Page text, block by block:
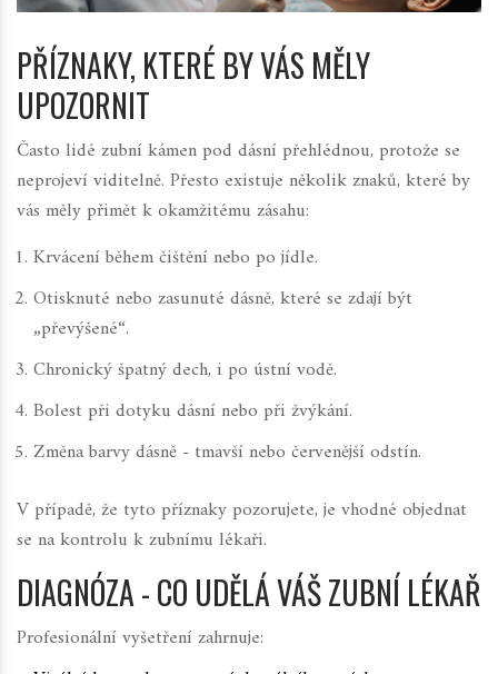
PŘÍZNAKY, KTERÉ BY VÁS MĚLY
UPOZORNIT
Často lidé zubní kámen pod dásní přehlédnou, protože se
neprojeví viditelně. Přesto existuje několik znaků, které by
vás měly přimět k okamžitému zásahu:
Krvácení během čištění nebo po jídle.
Otisknuté nebo zasunuté dásně, které se zdají být
„převýšené“.
Chronický špatný dech, i po ústní vodě.
Bolest při dotyku dásní nebo při žvýkání.
Změna barvy dásně - tmavší nebo červenější odstín.
V případě, že tyto příznaky pozorujete, je vhodné objednat
se na kontrolu kzubnímu lékaři.
DIAGNÓZA - CO UDĚLÁ VÁŠ ZUBNÍ LÉKAŘ
Profesionální vyšetření zahrnuje: